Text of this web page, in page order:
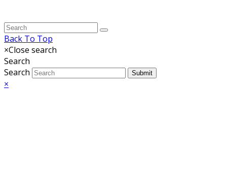
Back To Top
×Close search
Search
Search
Submit
×